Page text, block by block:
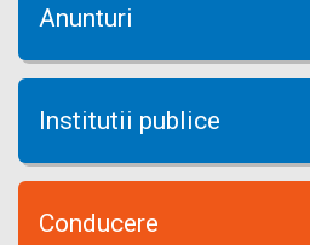
Anunturi
Institutii publice
Conducere